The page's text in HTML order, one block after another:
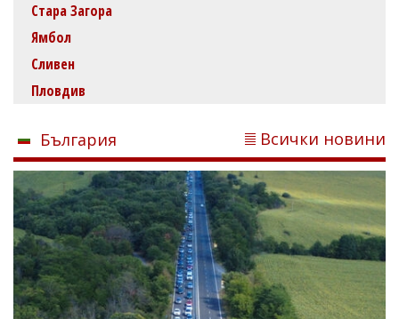
Стара Загора
Ямбол
Сливен
Пловдив
България Всички новини